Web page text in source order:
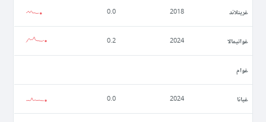
غرينلاند 2018
0.0
غواتيمالا 2024
0.2
غوام
غيانا 2024
0.0